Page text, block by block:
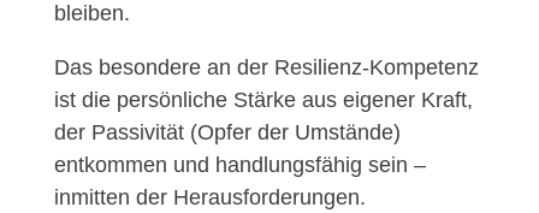
bleiben.
Das besondere an der Resilienz-Kompetenz
ist die persönliche Stärke aus eigener Kraft,
der Passivität (Opfer der Umstände)
entkommen und handlungsfähig sein –
inmitten der Herausforderungen.